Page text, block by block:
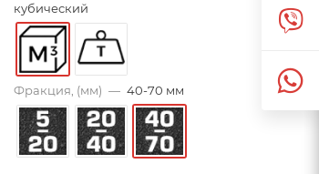
кубический
Фракция, (мм) — 40-70 мм